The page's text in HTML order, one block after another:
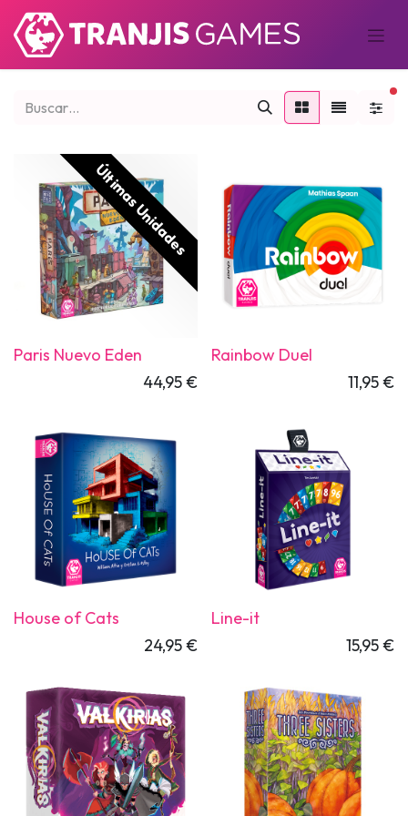
Últimas Unidades
Paris Nuevo Eden
44,95€
Rainbow Duel
11,95€
House of Cats
24,95€
Line-it
15,95€